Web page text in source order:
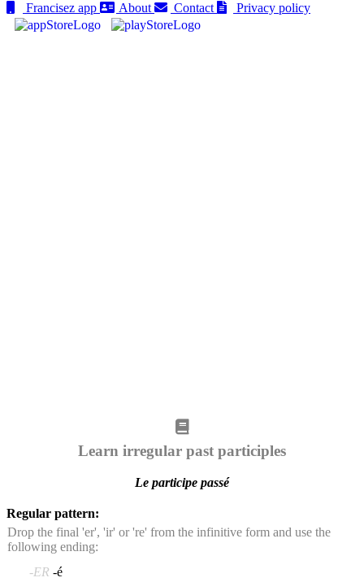
Francisez app
About Contact Privacy policy
Learn irregular past participles
Le participe passé
Regular pattern:
Drop the final 'er', 'ir' or 're' from the infinitive form and use the
following ending:
-ER -é